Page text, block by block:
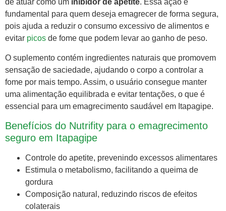
de atuar como um inibidor de apetite. Essa ação é
fundamental para quem deseja emagrecer de forma segura,
pois ajuda a reduzir o consumo excessivo de alimentos e
evitar picos de fome que podem levar ao ganho de peso.
O suplemento contém ingredientes naturais que promovem
sensação de saciedade, ajudando o corpo a controlar a
fome por mais tempo. Assim, o usuário consegue manter
uma alimentação equilibrada e evitar tentações, o que é
essencial para um emagrecimento saudável em Itapagipe.
Benefícios do Nutrifity para o emagrecimento
seguro em Itapagipe
Controle do apetite, prevenindo excessos alimentares
Estimula o metabolismo, facilitando a queima de
gordura
Composição natural, reduzindo riscos de efeitos
colaterais